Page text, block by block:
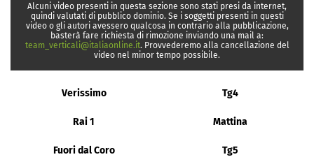
Alcuni video presenti in questa sezione sono stati presi da internet,
quindi valutati di pubblico dominio. Se i soggetti presenti in questi
video o gli autori avessero qualcosa in contrario alla pubblicazione,
basterà fare richiesta di rimozione inviando una mail a:
team_verticali@italiaonline.it. Provvederemo alla cancellazione del
video nel minor tempo possibile.
Verissimo Tg4
Rai 1 Mattina
Fuori dal Coro Tg5